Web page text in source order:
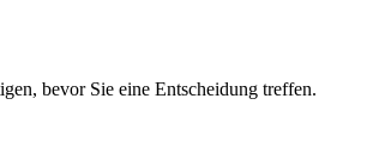
bevor Sie eine Entscheidung treffen.